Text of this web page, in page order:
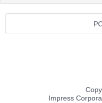
Impress